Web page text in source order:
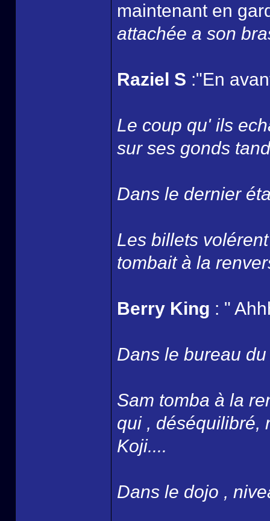
maintenant en
attachée a son
Raziel S :"En
Le coup qu' ils
sur ses gonds
Dans le dernier
Les billets
tombait à la
Berry King : "
Dans le bureau
Sam tomba à la
qui , déséquilibré,
Koji....
Dans le dojo ,